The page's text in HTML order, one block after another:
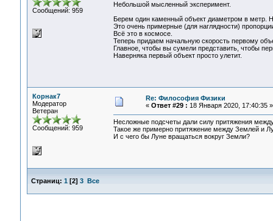
Сообщений: 959
Небольшой мысленный эксперимент.
Берем один каменный объект диаметром в метр.
Это очень примерные (для наглядности)
Всё это в космосе.
Теперь придаем начальную скорость первому
Главное, чтобы вы сумели представить, чтобы
Наверняка первый объект просто улетит.
Корнак7
Модератор
Ветеран
Сообщений: 959
Re: Философия Физики
« Ответ #29 : 18 Января 2020, 17:40:35 »
Несложные подсчеты дали силу притяжения
Такое же примерно притяжение между Землей и
И с чего бы Луне вращаться вокруг Земли?
Страниц: 1 [2] 3 Все